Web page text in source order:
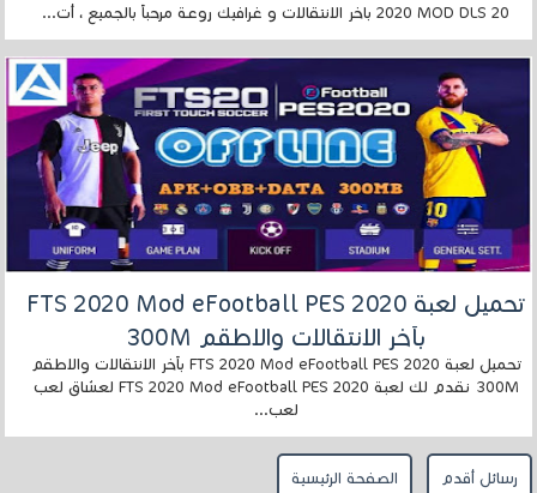
2020 MOD DLS 20 باخر الانتقالات و غرافيك روعة مرحباً بالجميع ، أت...
تحميل لعبة FTS 2020 Mod eFootball PES 2020
بآخر الانتقالات والاطقم 300M
تحميل لعبة FTS 2020 Mod eFootball PES 2020 بآخر الانتقالات والاطقم
300M نقدم لك لعبة FTS 2020 Mod eFootball PES 2020 لعشاق لعب
لعب...
رسائل أقدم الصفحة الرئيسية